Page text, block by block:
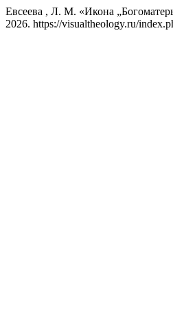
Евсеева , Л. М. «Икона
2026. https://visualtheology.ru/